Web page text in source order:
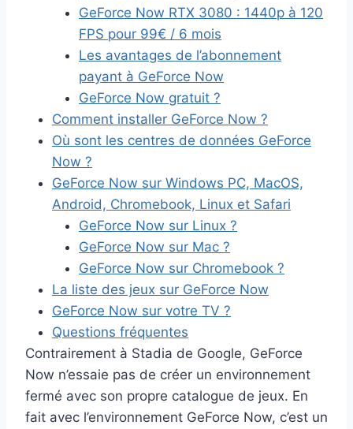
GeForce Now RTX 3080 : 1440p à 120
FPS pour 99€ / 6 mois
Les avantages de l’abonnement
payant à GeForce Now
GeForce Now gratuit ?
Comment installer GeForce Now ?
Où sont les centres de données GeForce
Now ?
GeForce Now sur Windows PC, MacOS,
Android, Chromebook, Linux et Safari
GeForce Now sur Linux ?
GeForce Now sur Mac ?
GeForce Now sur Chromebook ?
La liste des jeux sur GeForce Now
GeForce Now sur votre TV ?
Questions fréquentes
Contrairement à Stadia de Google, GeForce
Now n’essaie pas de créer un environnement
fermé avec son propre catalogue de jeux. En
fait avec l’environnement GeForce Now, c’est un